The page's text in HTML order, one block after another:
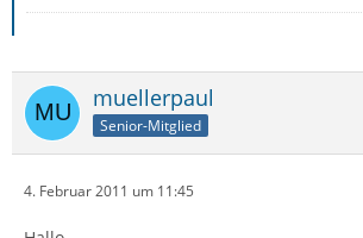
muellerpaul
Senior-Mitglied
4. Februar 2011 um 11:45